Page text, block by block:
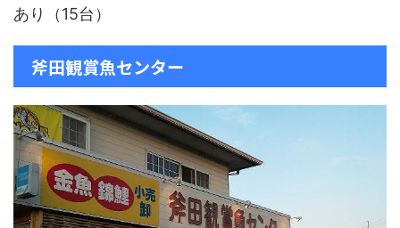
あり（15台）
斧田観賞魚センター